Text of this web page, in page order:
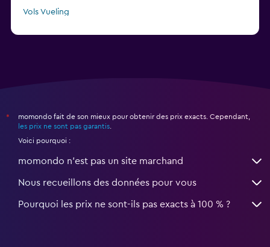
Vols Vueling
*
momondo fait de son mieux pour obtenir des prix exacts. Cependant,
les prix ne sont pas garantis
Voici pourquoi :
momondo n'est pas un site marchand
Nous recueillons des données pour vous
Pourquoi les prix ne sont-ils pas exacts à 100 % ?